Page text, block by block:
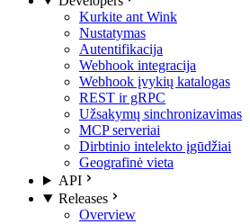
Kurkite ant Wink
Nustatymas
Autentifikacija
Webhook integracija
Webhook įvykių katalogas
REST ir gRPC
Užsakymų sinchronizavimas
MCP serveriai
Dirbtinio intelekto įgūdžiai
Geografinė vieta
API
Releases
Overview